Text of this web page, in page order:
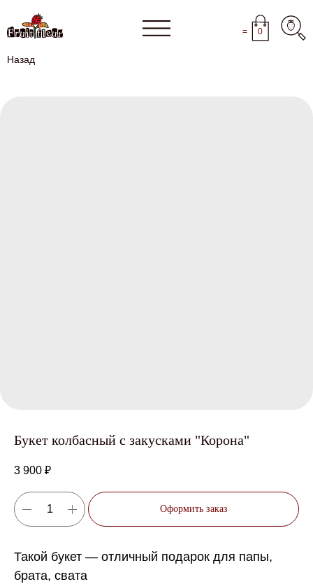
Назад
0
=
Букет колбасный с закусками "Корона"
3 900 ₽
Оформить заказ
Такой букет — отличный подарок для папы,
брата, свата